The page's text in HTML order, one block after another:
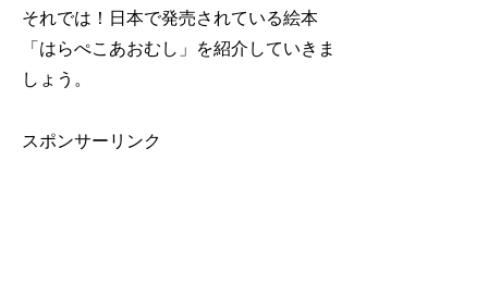
それでは！日本で発売されている絵本
「はらぺこあおむし」を紹介していきま
しょう。
スポンサーリンク